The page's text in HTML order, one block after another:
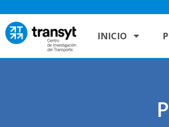
INICIO